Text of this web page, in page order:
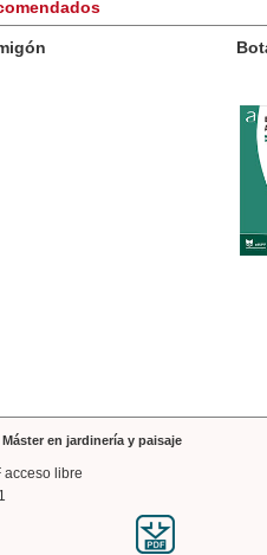
Agroalimentaria
35,00 €
IVA INCLUIDO
en jardinería y paisaje
acceso libre